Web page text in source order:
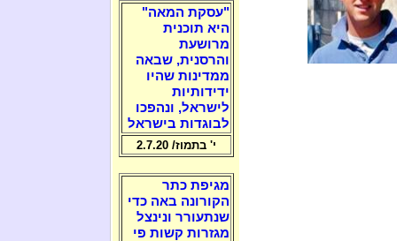
"עסקת המאה"
היא תוכנית
מרושעת
והרסנית, שבאה
ממדינות שהיו
ידידותיות
לישראל, ונהפכו
לבוגדות בישראל
י' בתמוז/ 2.7.20
מגיפת כתר
הקורונה באה כדי
שנתעורר ונינצל
מגזרות קשות פי